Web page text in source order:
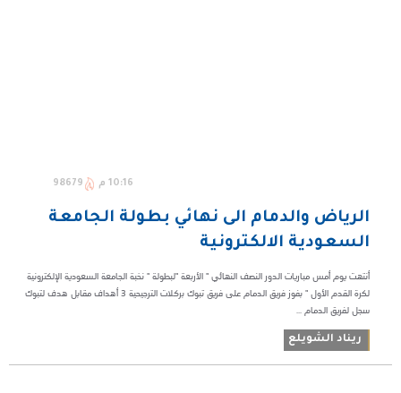
10:16 م 98679
الرياض والدمام الى نهائي بطولة الجامعة
السعودية الالكترونية
أنتهت يوم أمس مباريات الدور النصف النهائي " الأربعة "لبطولة " نخبة الجامعة السعودية الإلكترونية
لكرة القدم الأول " بفوز فريق الدمام على فريق تبوك بركلات الترجيحية ٣ أهداف مقابل هدف لتبوك
سجل لفريق الدمام ...
ريناد الشويلع